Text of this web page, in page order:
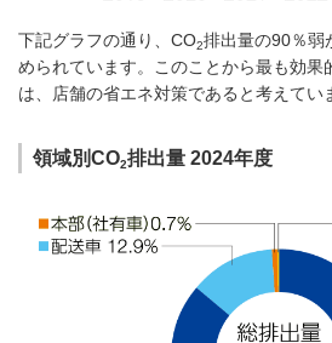
下記グラフの通り、CO2排出量の90％弱
められています。このことから最も効果
は、店舗の省エネ対策であると考えてい
領域別CO2排出量 2024年度